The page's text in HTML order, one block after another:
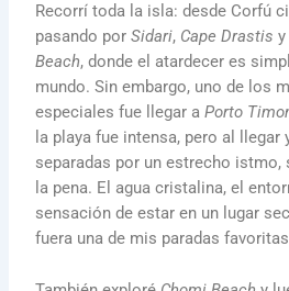
Recorrí toda la isla: desde Corfú
pasando porSidari, Cape Drastis
Beach, donde el atardecer es
mundo. Sin embargo, uno de los
especiales fue llegar aPorto
la playa fue intensa, pero al llegar
separadas por un estrecho istmo,
la pena. El agua cristalina, el
sensación de estar en un lugar
fuera una de mis paradas